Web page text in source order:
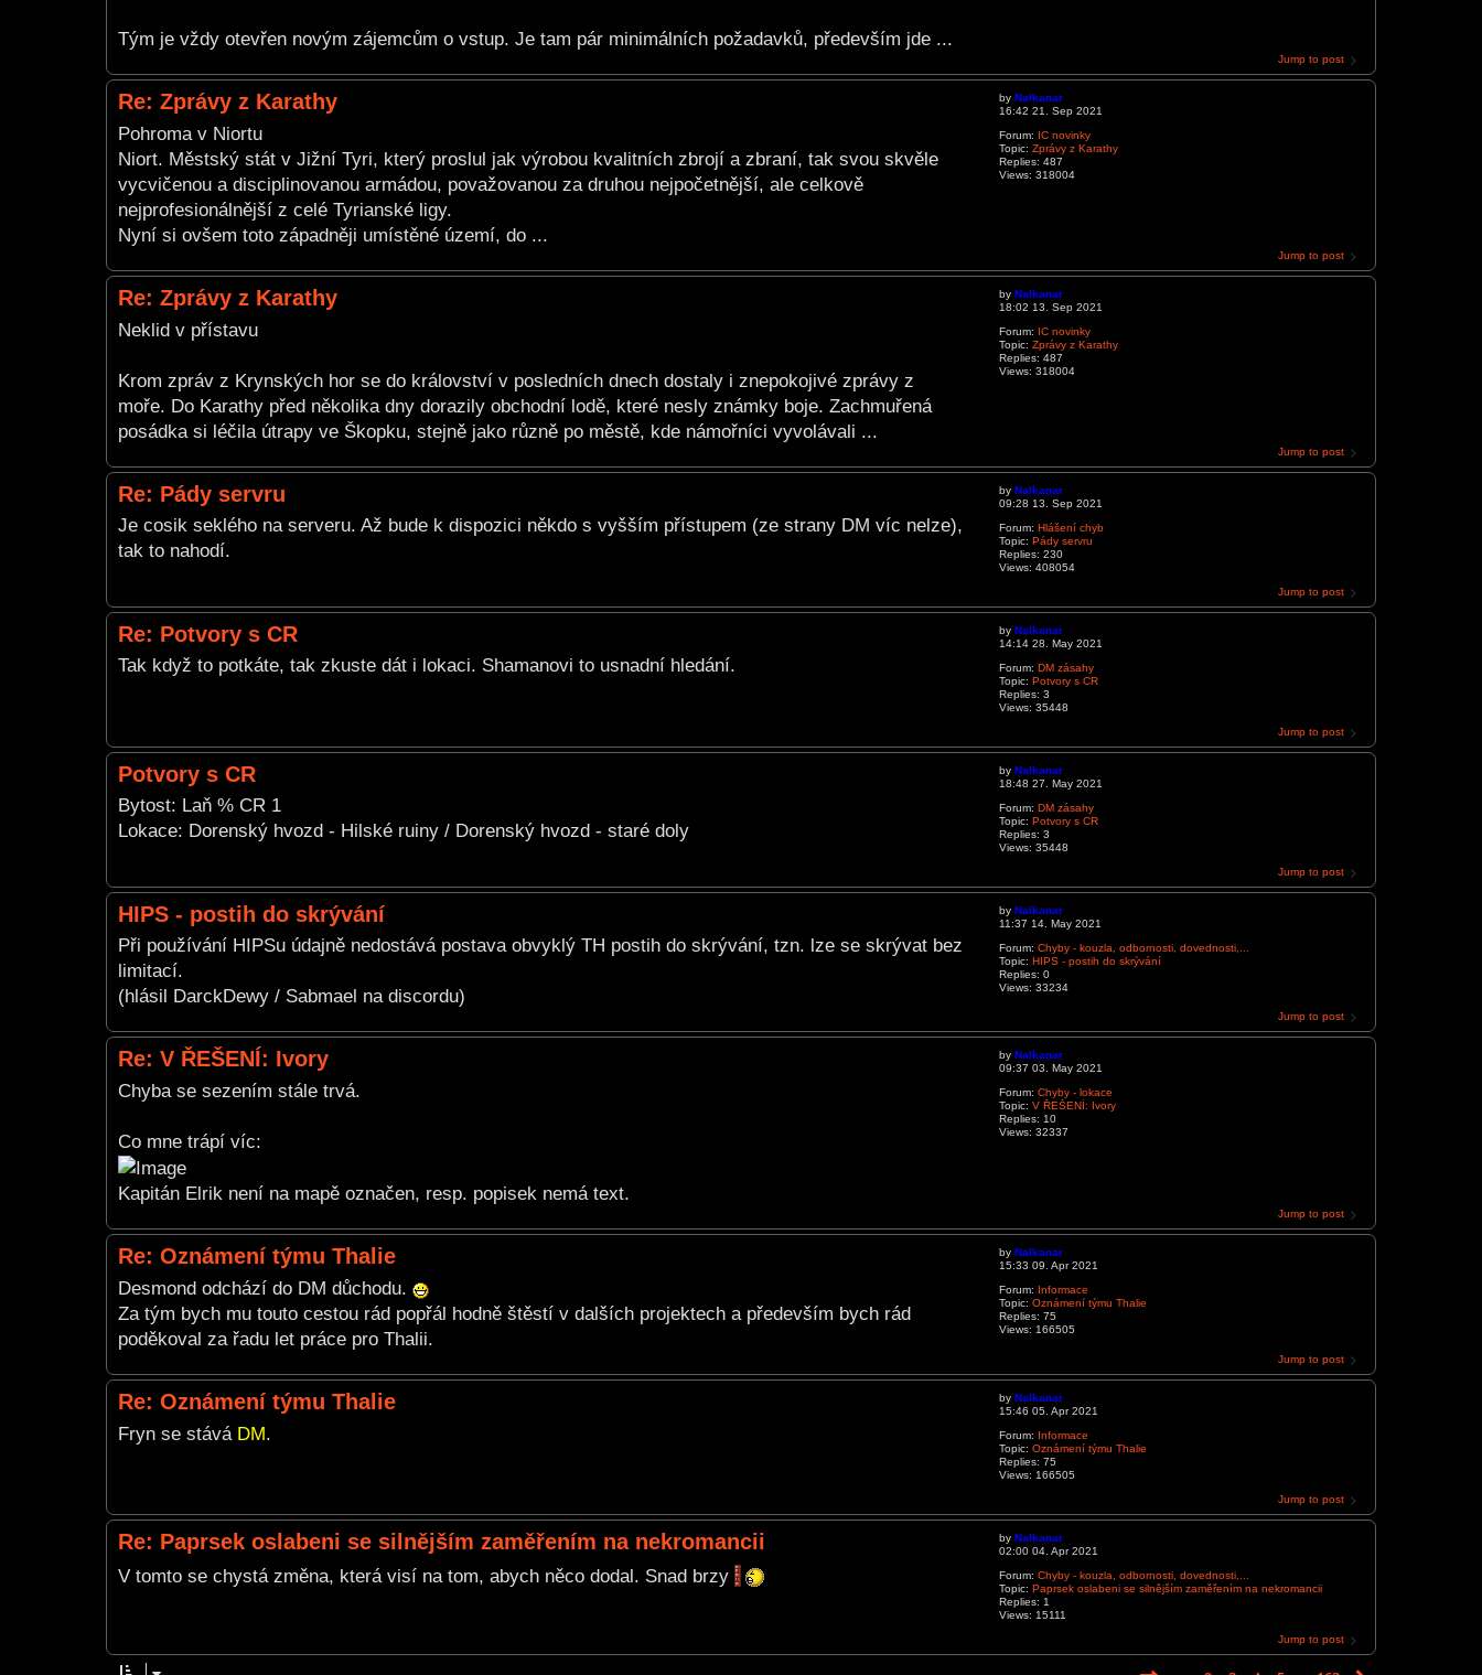
Tým je vždy otevřen novým zájemcům o vstup. Je tam pár minimálních požadavků, především jde ...
Jump to post
by Nalkanar
16:42 21. Sep 2021
Forum: IC novinky
Topic: Zprávy z Karathy
Replies: 487
Views: 318004
Re: Zprávy z Karathy
Pohroma v Niortu
Niort. Městský stát v Jižní Tyri, který proslul jak výrobou kvalitních zbrojí a zbraní, tak svou skvěle
vycvičenou a disciplinovanou armádou, považovanou za druhou nejpočetnější, ale celkově
nejprofesionálnější z celé Tyrianské ligy.
Nyní si ovšem toto západněji umístěné území, do ...
Jump to post
by Nalkanar
18:02 13. Sep 2021
Forum: IC novinky
Topic: Zprávy z Karathy
Replies: 487
Views: 318004
Re: Zprávy z Karathy
Neklid v přístavu
Krom zpráv z Krynských hor se do království v posledních dnech dostaly i znepokojivé zprávy z
moře. Do Karathy před několika dny dorazily obchodní lodě, které nesly známky boje. Zachmuřená
posádka si léčila útrapy ve Škopku, stejně jako různě po městě, kde námořníci vyvolávali ...
Jump to post
by Nalkanar
09:28 13. Sep 2021
Forum: Hlášení chyb
Topic: Pády servru
Replies: 230
Views: 408054
Re: Pády servru
Je cosik seklého na serveru. Až bude k dispozici někdo s vyšším přístupem (ze strany DM víc nelze),
tak to nahodí.
Jump to post
by Nalkanar
14:14 28. May 2021
Forum: DM zásahy
Topic: Potvory s CR
Replies: 3
Views: 35448
Re: Potvory s CR
Tak když to potkáte, tak zkuste dát i lokaci. Shamanovi to usnadní hledání.
Jump to post
by Nalkanar
18:48 27. May 2021
Forum: DM zásahy
Topic: Potvory s CR
Replies: 3
Views: 35448
Potvory s CR
Bytost: Laň % CR 1
Lokace: Dorenský hvozd - Hilské ruiny / Dorenský hvozd - staré doly
Jump to post
by Nalkanar
11:37 14. May 2021
Forum: Chyby - kouzla, odbornosti, dovednosti,...
Topic: HIPS - postih do skrývání
Replies: 0
Views: 33234
HIPS - postih do skrývání
Při používání HIPSu údajně nedostává postava obvyklý TH postih do skrývání, tzn. lze se skrývat bez
limitací.
(hlásil DarckDewy / Sabmael na discordu)
Jump to post
by Nalkanar
09:37 03. May 2021
Forum: Chyby - lokace
Topic: V ŘEŠENÍ: Ivory
Replies: 10
Views: 32337
Re: V ŘEŠENÍ: Ivory
Chyba se sezením stále trvá.
Co mne trápí víc:
Kapitán Elrik není na mapě označen, resp. popisek nemá text.
Jump to post
by Nalkanar
15:33 09. Apr 2021
Forum: Informace
Topic: Oznámení týmu Thalie
Replies: 75
Views: 166505
Re: Oznámení týmu Thalie
Desmond odchází do DM důchodu.
Za tým bych mu touto cestou rád popřál hodně štěstí v dalších projektech a především bych rád
poděkoval za řadu let práce pro Thalii.
Jump to post
by Nalkanar
15:46 05. Apr 2021
Forum: Informace
Topic: Oznámení týmu Thalie
Replies: 75
Views: 166505
Re: Oznámení týmu Thalie
Fryn se stává DM.
Jump to post
by Nalkanar
02:00 04. Apr 2021
Forum: Chyby - kouzla, odbornosti, dovednosti,...
Topic: Paprsek oslabeni se silnějším zaměřením na nekromancii
Replies: 1
Views: 15111
Re: Paprsek oslabeni se silnějším zaměřením na nekromancii
V tomto se chystá změna, která visí na tom, abych něco dodal. Snad brzy
Jump to post